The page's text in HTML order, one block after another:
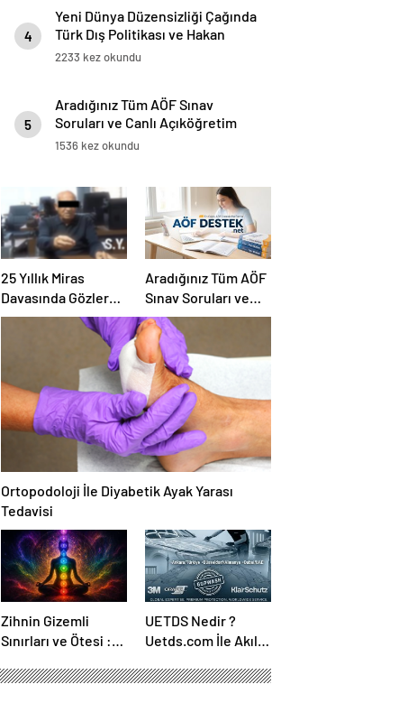
4
Yeni Dünya Düzensizliği Çağında
Türk Dış Politikası ve Hakan
Fidan Faktörü
2233 kez okundu
5
Aradığınız Tüm AÖF Sınav
Soruları ve Canlı Açıköğretim
Forumu Burada
1536 kez okundu
25 Yıllık Miras
Davasında Gözler
Temmuz Ayındaki
Karar Duruşmasına
Aradığınız Tüm AÖF
Sınav Soruları ve
Canlı Açıköğretim
Forumu Burada
Ortopodoloji İle Diyabetik Ayak Yarası
Tedavisi
Zihnin Gizemli
Sınırları ve Ötesi :
UETDS Nedir ?
Uetds.com İle Akıllı
Yazılımı